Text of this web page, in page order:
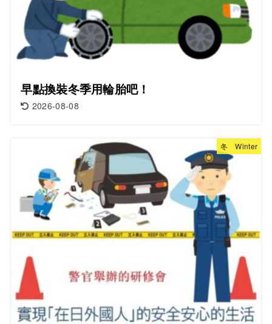
早點換裝冬季用輪胎吧！
2026-08-08
冬 Winter